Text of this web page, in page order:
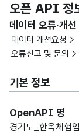
오픈 API 정
데이터 오류·개
데이터 개선요청
오류신고 및 문의
기본 정보
OpenAPI 명
경기도_한옥체험